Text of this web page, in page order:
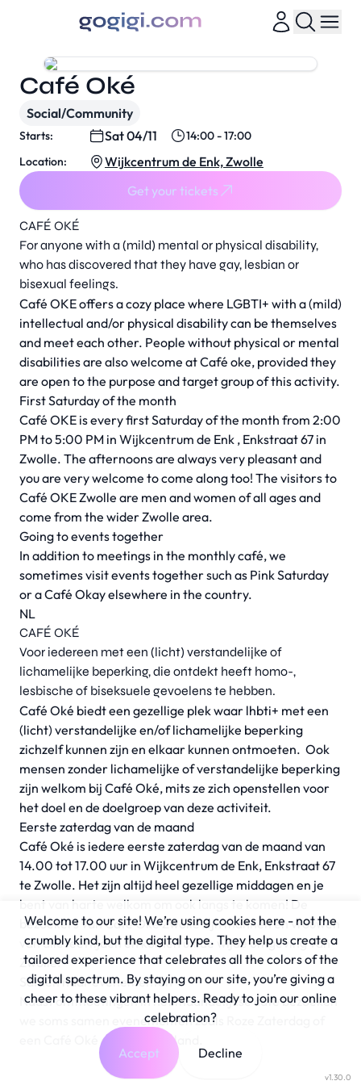
CAFÉ OKÉ
For anyone with a (mild) mental or physical disability,
who has discovered that they have gay, lesbian or
bisexual feelings.
Café OKE offers a cozy place where LGBTI+ with a (mild)
intellectual and/or physical disability can be themselves
and meet each other. People without physical or mental
disabilities are also welcome at Café oke, provided they
are open to the purpose and target group of this activity.
First Saturday of the month
Café OKE is every first Saturday of the month from 2:00
PM to 5:00 PM in Wijkcentrum de Enk , Enkstraat 67 in
Zwolle. The afternoons are always very pleasant and
you are very welcome to come along too! The visitors to
Café OKE Zwolle are men and women of all ages and
come from the wider Zwolle area.
Going to events together
In addition to meetings in the monthly café, we
sometimes visit events together such as Pink Saturday
or a Café Okay elsewhere in the country.
NL
CAFÉ OKÉ
Voor iedereen met een (licht) verstandelijke of
lichamelijke beperking, die ontdekt heeft homo-,
lesbische of biseksuele gevoelens te hebben.
Café Oké biedt een gezellige plek waar lhbti+ met een
(licht) verstandelijke en/of lichamelijke beperking
zichzelf kunnen zijn en elkaar kunnen ontmoeten. Ook
mensen zonder lichamelijke of verstandelijke beperking
zijn welkom bij Café Oké, mits ze zich openstellen voor
het doel en de doelgroep van deze activiteit.
Eerste zaterdag van de maand
Café Oké is iedere eerste zaterdag van de maand van
14.00 tot 17.00 uur in Wijkcentrum de Enk, Enkstraat 67
te Zwolle. Het zijn altijd heel gezellige middagen en je
bent van harte welkom om ook langs te komen! De
bezoekers van Café Oké Zwolle zijn mannen en vrouwen
van alle leeftijden en komen uit de wijde omgeving van
Zwolle.
Samen naar evenementen
Naast ontmoetingen in het maandelijkse café bezoeken
we soms samen evenementen zoals Roze Zaterdag of
een Café Oké elders in het land.
Café Oké
Social/Community
Starts: Sat 04/11
14:00 - 17:00
Location:
Wijkcentrum de Enk, Zwolle
Get your tickets
v1.30.0
Welcome to our site! We’re using cookies here - not the
crumbly kind, but the digital type. They help us create a
tailored experience that celebrates all the colors of the
digital spectrum. By staying on our site, you’re giving a
cheer to these vibrant helpers. Ready to join our online
celebration?
Accept Decline